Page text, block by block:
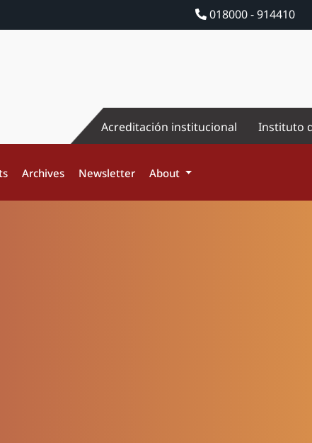
018000 - 914410
Acreditación institucional Instituto
Archives Newsletter About